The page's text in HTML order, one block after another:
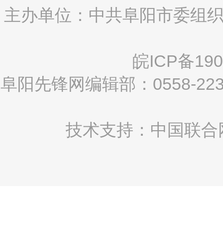
主办单位：中共阜阳市委组
皖ICP备
阜阳先锋网编辑部：0558-
技术支持：中国联